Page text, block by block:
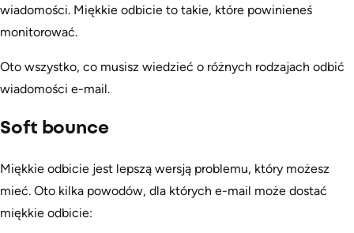
wiadomości. Miękkie odbicie to takie, które powinieneś
monitorować.
Oto wszystko, co musisz wiedzieć o różnych rodzajach odbić
wiadomości e-mail.
Soft bounce
Miękkie odbicie jest lepszą wersją problemu, który możesz
mieć. Oto kilka powodów, dla których e-mail może dostać
miękkie odbicie: